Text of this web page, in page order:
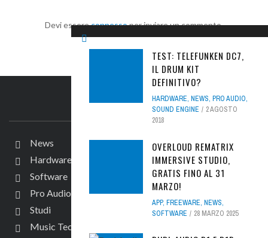
Devi essereconnessoper inviare un commento.
TEST: TELEFUNKEN DC7,
IL DRUM KIT
DEFINITIVO?
HARDWARE, NEWS, PRO AUDIO,
SOUND ENGINE
2 AGOSTO
2018
OVERLOUD REMATRIX
IMMERSIVE STUDIO,
GRATIS FINO AL 31
MARZO!
APP, FREEWARE, NEWS,
SOFTWARE
28 MARZO 2025
IL SITO
News
Hardware
Software
Pro Audio
Studi
Music Tech